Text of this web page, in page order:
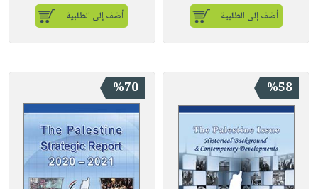
أضف إلى الطلبية أضف إلى الطلبية
%58
%70